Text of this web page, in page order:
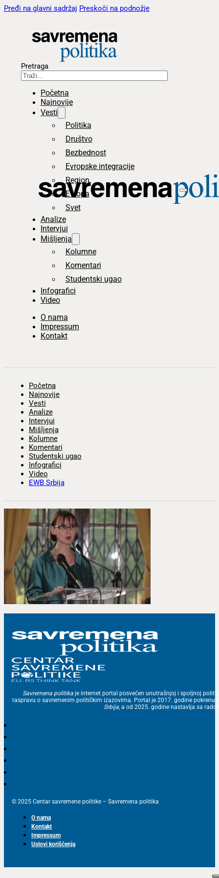
Pređi na glavni sadržaj Preskoči na podnožje
Pretraga
Početna
Najnovije
Vesti
Politika
Društvo
Bezbednost
Evropske integracije
Region
Evropa
Svet
Analize
Intervjui
Mišljenja
Kolumne
Komentari
Studentski ugao
Infografici
Video
O nama
Impressum
Kontakt
Početna
Najnovije
Vesti
Analize
Intervjui
Mišljenja
Kolumne
Komentari
Studentski ugao
Infografici
Video
EWB Srbija
Savremena politika je internet portal posvećen unutrašnjoj i spoljnoj
raspravu o savremenim političkim izazovima. Portal je 2017. godine
Srbija, a od 2025. godine nastavlja sa
© 2025 Centar savremene politike – Savremena politika
O nama
Kontakt
Impressum
Uslovi korišćenja